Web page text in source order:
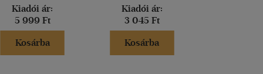
Kiadói ár:
5 999 Ft
Kosárba
Kiadói ár:
3 045 Ft
Kosárba